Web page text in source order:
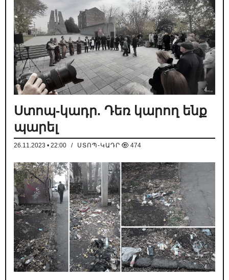
Ստոպ-կադր. Դեռ կարող ենք
պարել
26.11.2023 • 22:00 / ՍՏՈՊ-ԿԱԴՐ 474